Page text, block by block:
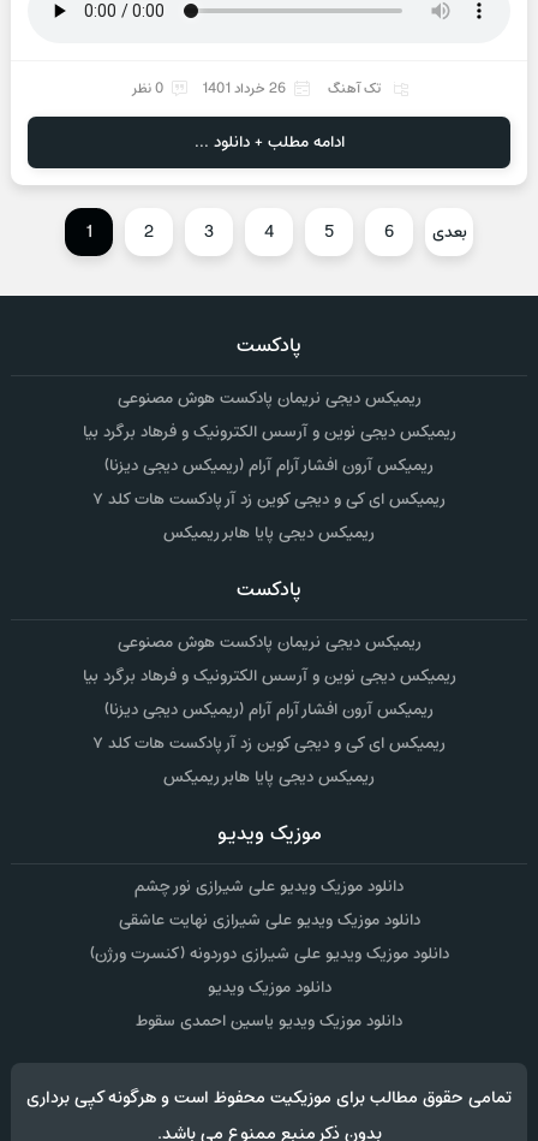
تک آهنگ 26 خرداد 1401 0 نظر
ادامه مطلب + دانلود ...
1 2 3 4 5 6 بعدی
پادکست
ریمیکس دیجی نریمان پادکست هوش مصنوعی
ریمیکس دیجی نوین و آرسس الکترونیک و فرهاد برگرد بیا
ریمیکس آرون افشار آرام آرام (ریمیکس دیجی دیزنا)
ریمیکس ای کی و دیجی کوین زد آر پادکست هات کلد ۷
ریمیکس دیجی پایا هابر ریمیکس
پادکست
ریمیکس دیجی نریمان پادکست هوش مصنوعی
ریمیکس دیجی نوین و آرسس الکترونیک و فرهاد برگرد بیا
ریمیکس آرون افشار آرام آرام (ریمیکس دیجی دیزنا)
ریمیکس ای کی و دیجی کوین زد آر پادکست هات کلد ۷
ریمیکس دیجی پایا هابر ریمیکس
موزیک ویدیو
دانلود موزیک ویدیو علی شیرازی نور چشم
دانلود موزیک ویدیو علی شیرازی نهایت عاشقی
دانلود موزیک ویدیو علی شیرازی دوردونه (کنسرت ورژن)
دانلود موزیک ویدیو
دانلود موزیک ویدیو یاسین احمدی سقوط
تمامی حقوق مطالب برای موزیکیت محفوظ است و هرگونه کپی برداری
بدون ذکر منبع ممنوع می باشد.